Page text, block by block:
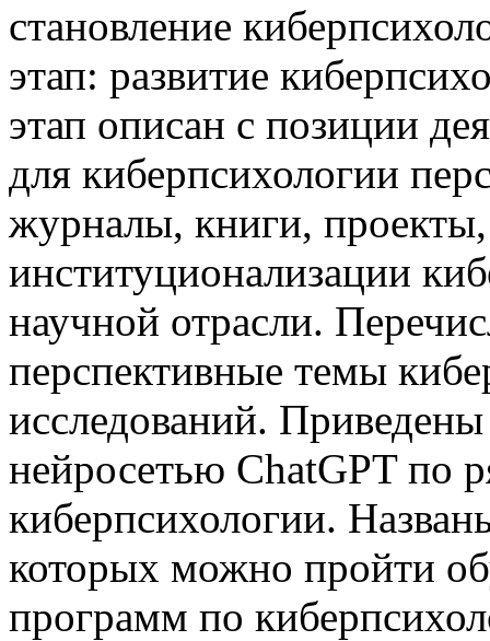
становление
этап: развитие
этап описан с позиции
для киберпсихологии
журналы, книги,
институционализации
научной отрасли.
перспективные темы
исследований. Приведены
нейросетью ChatGPT по
киберпсихологии.
которых можно пройти
программ по